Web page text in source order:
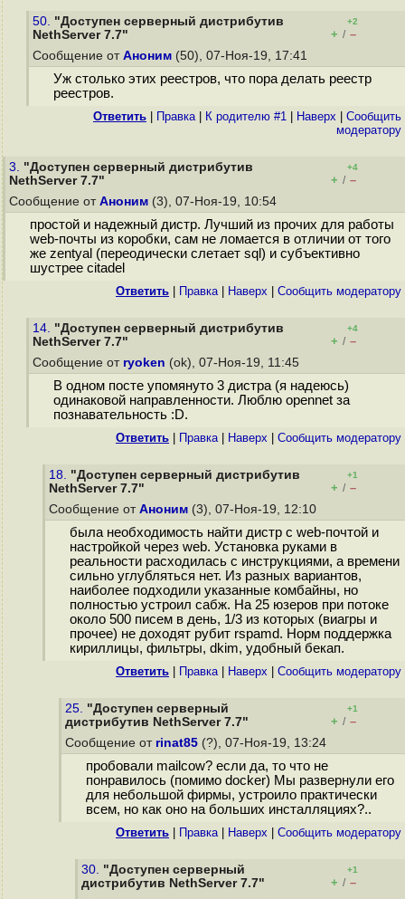
50. "Доступен серверный дистрибутив
NethServer 7.7"
+2
+ / –
Сообщение от Аноним (50), 07-Ноя-19, 17:41
Уж столько этих реестров, что пора делать реестр
реестров.
Ответить Правка| К родителю #1 Наверх
Cообщить
модератору
3. "Доступен серверный дистрибутив
NethServer 7.7"
+4
+ / –
Сообщение от Аноним (3), 07-Ноя-19, 10:54
простой и надежный дистр. Лучший из прочих для работы
web-почты из коробки, сам не ломается в отличии от того
же zentyal (переодически слетает sql) и субъективно
шустрее citadel
Ответить Правка| Наверх Cообщить модератору
14. "Доступен серверный дистрибутив
NethServer 7.7"
+4
+ / –
Сообщение от ryoken (ok), 07-Ноя-19, 11:45
В одном посте упомянуто 3 дистра (я надеюсь)
одинаковой направленности. Люблю opennet за
познавательность :D.
Ответить Правка| Наверх Cообщить модератору
18. "Доступен серверный дистрибутив
NethServer 7.7"
+1
+ / –
Сообщение от Аноним (3), 07-Ноя-19, 12:10
была необходимость найти дистр с web-почтой и
настройкой через web. Установка руками в
реальности расходилась с инструкциями, а времени
сильно углубляться нет. Из разных вариантов,
наиболее подходили указанные комбайны, но
полностью устроил сабж. На 25 юзеров при потоке
около 500 писем в день, 1/3 из которых (виагры и
прочее) не доходят рубит rspamd. Норм поддержка
кириллицы, фильтры, dkim, удобный бекап.
Ответить Правка| Наверх Cообщить модератору
25. "Доступен серверный
дистрибутив NethServer 7.7"
+1
+ / –
Сообщение от rinat85 (?), 07-Ноя-19, 13:24
пробовали mailcow? если да, то что не
понравилось (помимо docker) Мы развернули его
для небольшой фирмы, устроило практически
всем, но как оно на больших инсталляциях?..
Ответить Правка| Наверх Cообщить модератору
30. "Доступен серверный
дистрибутив NethServer 7.7"
+1
+ / –